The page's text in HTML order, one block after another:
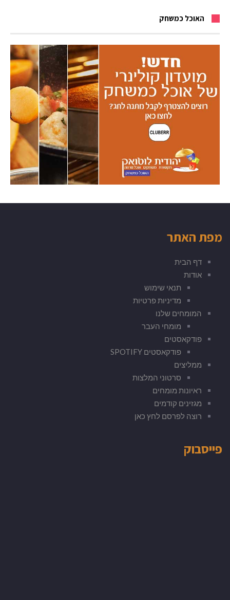
האוכל כמשחק
מפת האתר
דף הבית
אודות
תנאי שימוש
מדיניות פרטיות
המומחים שלנו
מומחי העבר
פודקאסטים
פודקאסטים SPOTIFY
ממליצים
סרטוני המלצות
ראיונות מומחים
מגזינים קודמים
רוצה לפרסם לחץ כאן
פייסבוק